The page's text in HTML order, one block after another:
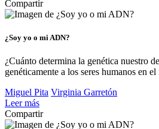
Compartir
¿Soy yo o mi ADN?
¿Cuánto determina la genética nuestro
genéticamente a los seres humanos en
Miguel Pita Virginia Garretón
Leer más
Compartir